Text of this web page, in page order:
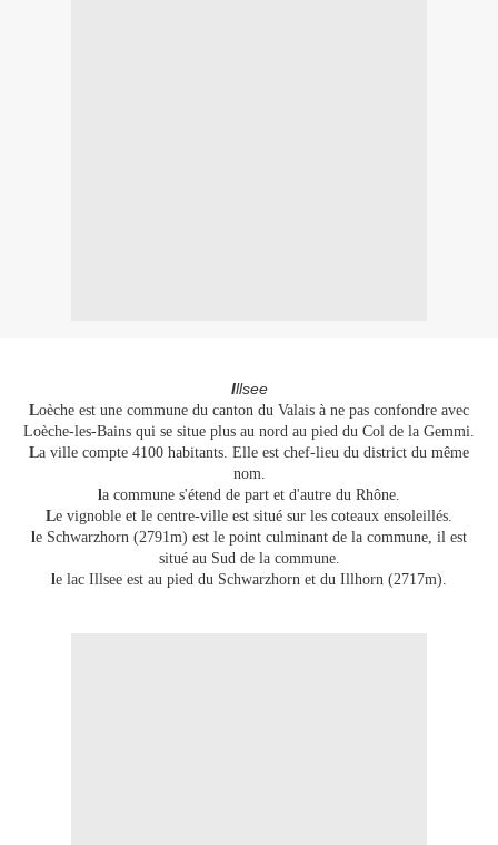
Illsee
Loèche est une commune du canton du Valais à ne pas confondre avec
Loèche-les-Bains qui se situe plus au nord au pied du Col de la Gemmi.
La ville compte 4100 habitants. Elle est chef-lieu du district du même
nom.
la commune s'étend de part et d'autre du Rhône.
Le vignoble et le centre-ville est situé sur les coteaux ensoleillés.
le Schwarzhorn (2791m) est le point culminant de la commune, il est
situé au Sud de la commune.
le lac Illsee est au pied du Schwarzhorn et du Illhorn (2717m).